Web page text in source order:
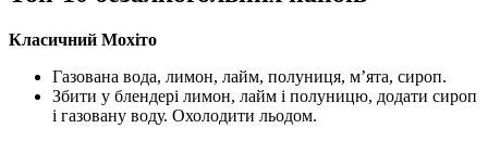
Класичний Мохіто
Газована вода, лимон, лайм, полуниця, м’ята, сироп.
Збити у блендері лимон, лайм і полуницю, додати сироп
і газовану воду. Охолодити льодом.